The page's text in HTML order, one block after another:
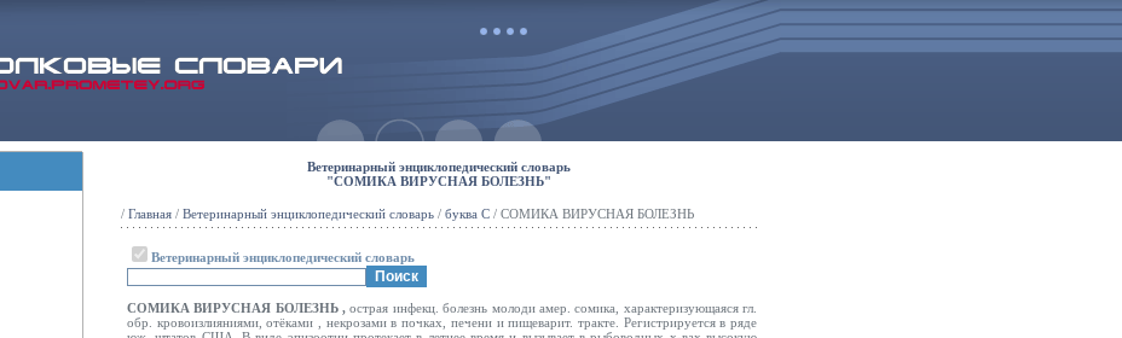
Ветеринарный энциклопедический словарь
"СОМИКА ВИРУСНАЯ БОЛЕЗНЬ"
/ Главная / Ветеринарный энциклопедический словарь / буква С / СОМИКА ВИРУСНАЯ БОЛЕЗНЬ
Ветеринарный энциклопедический словарь
СОМИКА ВИРУСНАЯ БОЛЕЗНЬ ,острая инфекц. болезнь молоди амер. сомика, характеризующаяся гл.
обр. кровоизлияниями, отёками
, некрозами в почках, печени и пищеварит. тракте. Регистрируется в ряде